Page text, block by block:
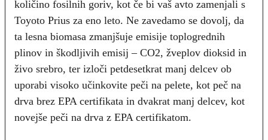
količino fosilnih goriv, kot če bi vaš avto zamenjali s
Toyoto Prius za eno leto. Ne zavedamo se dovolj, da
ta lesna biomasa zmanjšuje emisije toplogrednih
plinov in škodljivih emisij – CO2, žveplov dioksid in
živo srebro, ter izloči petdesetkrat manj delcev ob
uporabi visoko učinkovite peči na pelete, kot peč na
drva brez EPA certifikata in dvakrat manj delcev, kot
novejše peči na drva z EPA certifikatom.